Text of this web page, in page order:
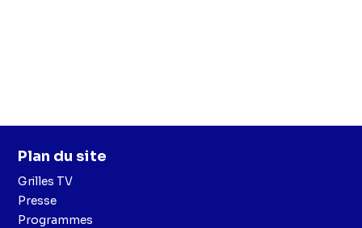
Plan du site
Grilles TV
Presse
Programmes